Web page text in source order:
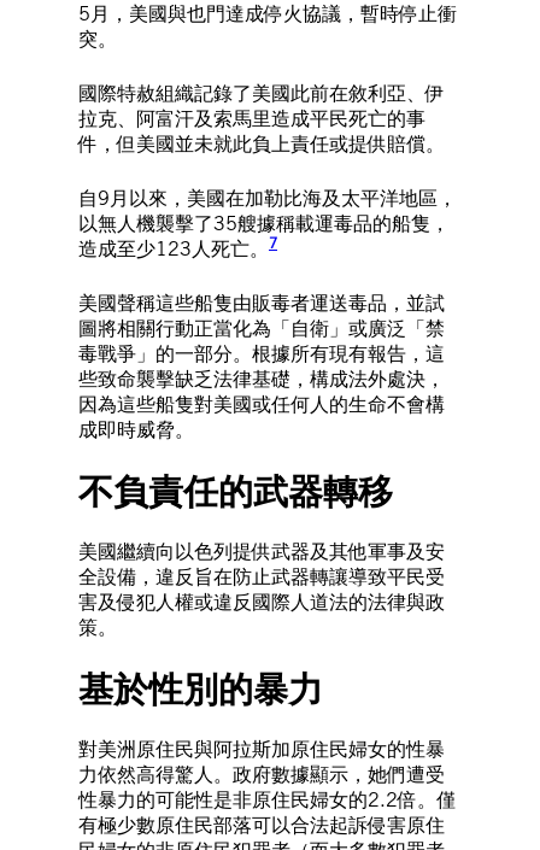
5月，美國與也門達成停火協議，暫時停止衝
突。
國際特赦組織記錄了美國此前在敘利亞、伊
拉克、阿富汗及索馬里造成平民死亡的事
件，但美國並未就此負上責任或提供賠償。
自9月以來，美國在加勒比海及太平洋地區，
以無人機襲擊了35艘據稱載運毒品的船隻，
造成至少123人死亡。
7
美國聲稱這些船隻由販毒者運送毒品，並試
圖將相關行動正當化為「自衛」或廣泛「禁
毒戰爭」的一部分。根據所有現有報告，這
些致命襲擊缺乏法律基礎，構成法外處決，
因為這些船隻對美國或任何人的生命不會構
成即時威脅。
不負責任的武器轉移
美國繼續向以色列提供武器及其他軍事及安
全設備，違反旨在防止武器轉讓導致平民受
害及侵犯人權或違反國際人道法的法律與政
策。
基於性別的暴力
對美洲原住民與阿拉斯加原住民婦女的性暴
力依然高得驚人。政府數據顯示，她們遭受
性暴力的可能性是非原住民婦女的2.2倍。僅
有極少數原住民部落可以合法起訴侵害原住